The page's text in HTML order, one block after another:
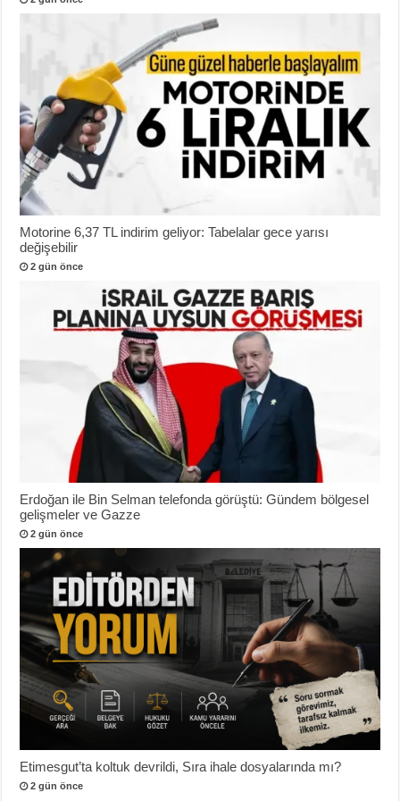
Motorine 6,37 TL indirim geliyor: Tabelalar gece yarısı
değişebilir
2 gün önce
Erdoğan ile Bin Selman telefonda görüştü: Gündem bölgesel
gelişmeler ve Gazze
2 gün önce
Etimesgut’ta koltuk devrildi, Sıra ihale dosyalarında mı?
2 gün önce